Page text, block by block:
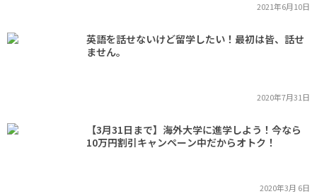
2021年6月10日
英語を話せないけど留学したい！最初は皆、話せ
ません。
2020年7月31日
【3月31日まで】海外大学に進学しよう！今なら
10万円割引キャンペーン中だからオトク！
2020年3月 6日